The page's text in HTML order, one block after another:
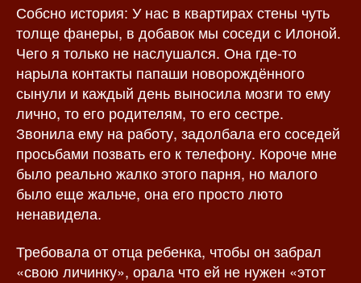
Собсно история: У нас в квартирах стены чуть
толще фанеры, в добавок мы соседи с Илоной.
Чего я только не наслушался. Она где-то
нарыла контакты папаши новорождённого
сынули и каждый день выносила мозги то ему
лично, то его родителям, то его сестре.
Звонила ему на работу, задолбала его соседей
просьбами позвать его к телефону. Короче мне
было реально жалко этого парня, но малого
было еще жальче, она его просто люто
ненавидела.
Требовала от отца ребенка, чтобы он забрал
«свою личинку», орала что ей не нужен «этот